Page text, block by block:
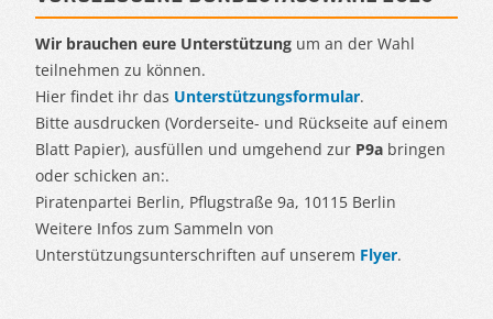
Wir brauchen eure Unterstützung um an der Wahl
teilnehmen zu können.
Hier findet ihr das Unterstützungsformular.
Bitte ausdrucken (Vorderseite- und Rückseite auf einem
Blatt Papier), ausfüllen und umgehend zur P9a bringen
oder schicken an:.
Piratenpartei Berlin, Pflugstraße 9a, 10115 Berlin
Weitere Infos zum Sammeln von
Unterstützungsunterschriften auf unserem Flyer.